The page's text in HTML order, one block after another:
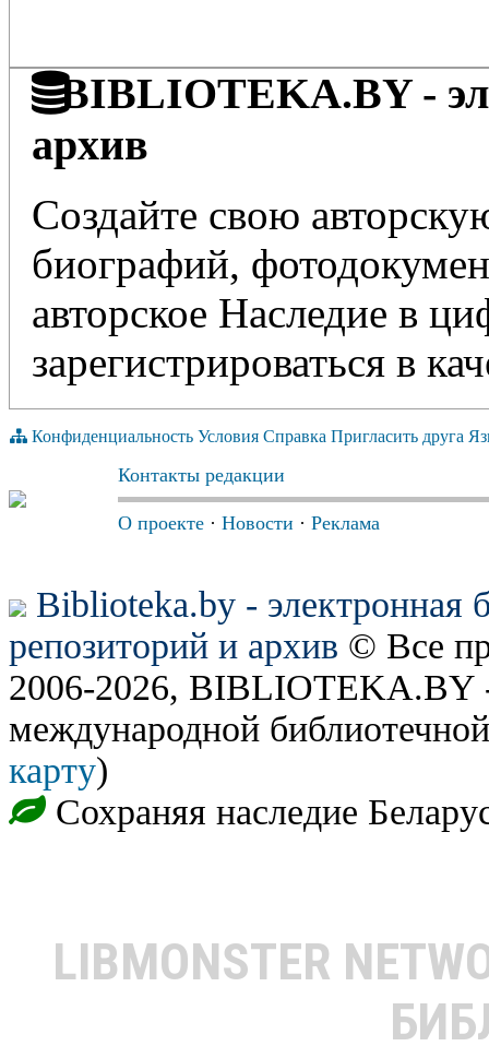
BIBLIOTEKA.BY -
архив
Создайте свою
биографий,
авторское Наследие в
зарегистрироваться в
Конфиденциальность Условия Справка Пригласить друга
Контакты редакции
О проекте · Новости · Реклама
Biblioteka.by - электронная
репозиторий и архив © Все
2006-2026, BIBLIOTEKA.BY -
международной
карту)
Сохраняя наследие
LIBMONSTER